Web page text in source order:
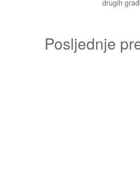
drugih
Posljednje